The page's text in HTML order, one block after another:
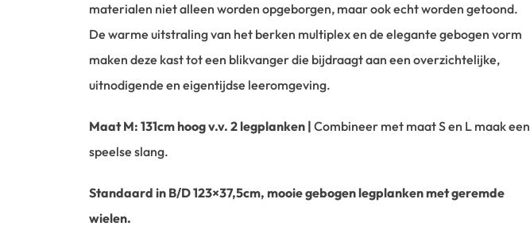
materialen niet alleen worden opgeborgen, maar ook echt worden getoond.
De warme uitstraling van het berken multiplex en de elegante gebogen vorm
maken deze kast tot een blikvanger die bijdraagt aan een overzichtelijke,
uitnodigende en eigentijdse leeromgeving.
Maat M: 131cm hoog v.v. 2 legplanken | Combineer met maat S en L maak een
speelse slang.
Standaard in B/D 123×37,5cm, mooie gebogen legplanken met geremde
wielen.